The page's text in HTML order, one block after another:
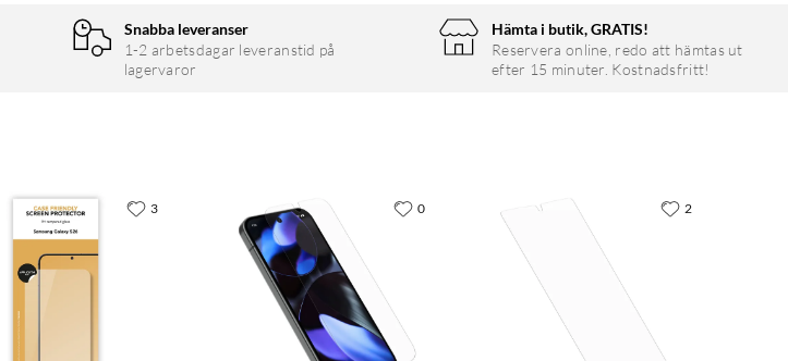
Snabba leveranser
1-2 arbetsdagar leveranstid på
lagervaror
Hämta i butik, GRATIS!
Reservera online, redo att hämtas ut
efter 15 minuter. Kostnadsfritt!
3 0 2